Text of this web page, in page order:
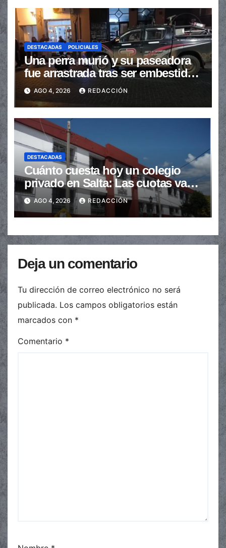
DESTACADAS POLICIALES
Una perra murió y su paseadora
fue arrastrada tras ser embestidas
en la senda peatonal
AGO 4, 2026 REDACCIÓN
DESTACADAS
Cuánto cuesta hoy un colegio
privado en Salta: Las cuotas van
de $110.000 a más de $600.000
AGO 4, 2026 REDACCIÓN
Deja un comentario
Tu dirección de correo electrónico no será
publicada. Los campos obligatorios están
marcados con *
Comentario *